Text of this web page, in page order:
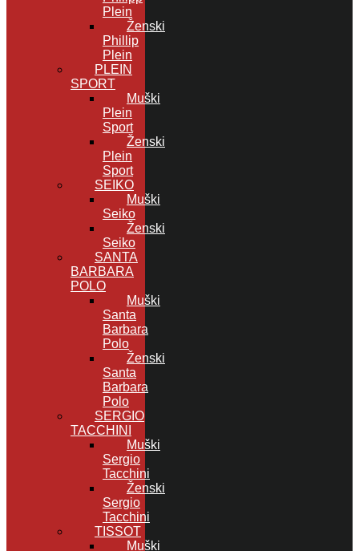
Plein
Ženski
Phillip
Plein
PLEIN
SPORT
Muški
Plein
Sport
Ženski
Plein
Sport
SEIKO
Muški
Seiko
Ženski
Seiko
SANTA
BARBARA
POLO
Muški
Santa
Barbara
Polo
Ženski
Santa
Barbara
Polo
SERGIO
TACCHINI
Muški
Sergio
Tacchini
Ženski
Sergio
Tacchini
TISSOT
Muški